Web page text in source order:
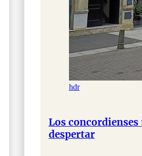
hdr
Los concordienses
despertar